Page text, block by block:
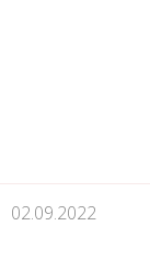
02.09.2022